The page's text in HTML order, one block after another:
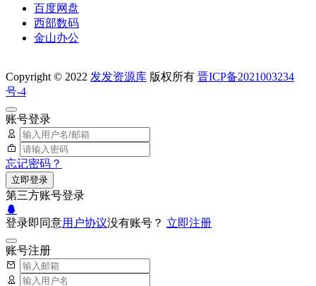
百度网盘
西部数码
金山办公
Copyright © 2022 发发资源库 版权所有 晋ICP备2021003234
号-4
账号登录
忘记密码？
立即登录
第三方账号登录
登录即同意用户协议没有账号？ 立即注册
账号注册